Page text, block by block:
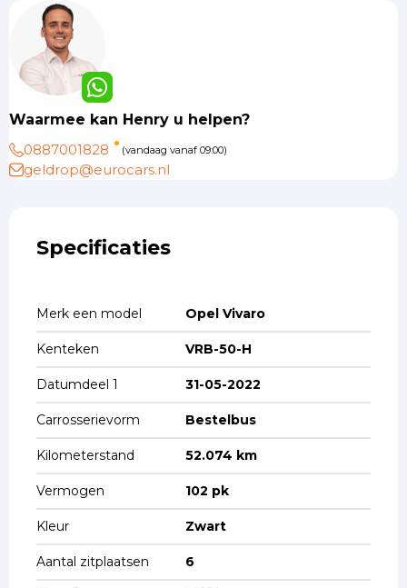
Waarmee kan Henry u helpen?
0887001828
(vandaag vanaf 09:00)
geldrop@eurocars.nl
Specificaties
Merk een model Opel Vivaro
Kenteken VRB-50-H
Datumdeel 1 31-05-2022
Carrosserievorm Bestelbus
Kilometerstand 52.074 km
Vermogen 102 pk
Kleur Zwart
Aantal zitplaatsen 6